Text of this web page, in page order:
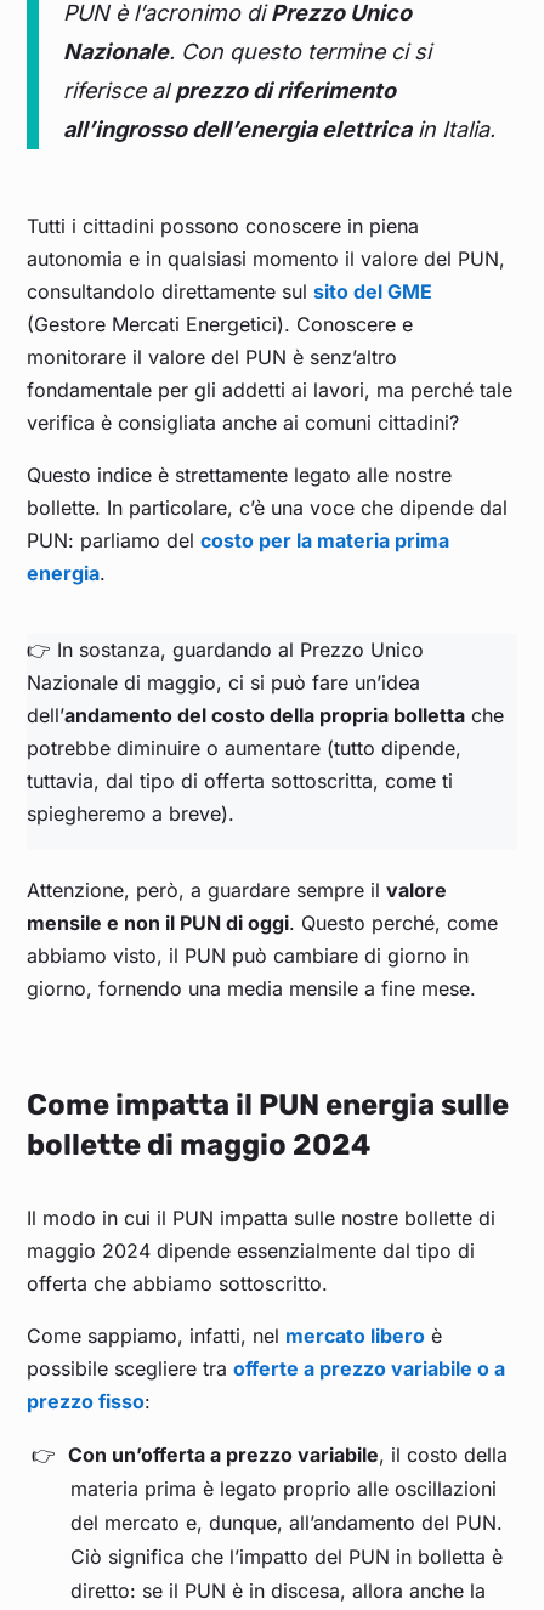
Settembre 2025 0,109
Luglio 2025 0,113
Giugno 2025 0,112
Maggio 2025 0,094
Aprile 2025 0,100
Marzo 2025 0,121
Febbraio 2025 0,150
Gennaio 2025
0,135
Novembre 2024 0,131
Ottobre 2024 0,117
Agosto 2024 0,128
Luglio 2024 0,112
Maggio 2024
Marzo 2024
Febbraio 2024 0,088
Gennaio 2024
Dicembre 2023 0,116
Novembre 2023 0,122
PUN è l’acronimo diPrezzo Unico
Nazionale. Con questo termine ci si
riferisce alprezzo di riferimento
all’ingrosso dell’energia elettricain Italia.
Tutti i cittadini possono conoscere in piena
autonomia e in qualsiasi momento il valore del PUN,
consultandolo direttamente sulsito del GME
(Gestore Mercati Energetici). Conoscere e
monitorare il valore del PUN è senz’altro
fondamentale per gli addetti ai lavori, ma perché tale
verifica è consigliata anche ai comuni cittadini?
Questo indice è strettamente legato alle nostre
bollette. In particolare, c’è una voce che dipende dal
PUN: parliamo delcosto per la materia prima
energia.
👉 In sostanza, guardando al Prezzo Unico
Nazionale di maggio, ci si può fare un’idea
dell’andamento del costo della propria bolletta che
potrebbe diminuire o aumentare (tutto dipende,
tuttavia, dal tipo di offerta sottoscritta, come ti
spiegheremo a breve).
Attenzione, però, a guardare sempre ilvalore
mensile e non il PUN di oggi. Questo perché, come
abbiamo visto, il PUN può cambiare di giorno in
giorno, fornendo una media mensile a fine mese.
Come impatta il PUN energia sulle
bollette di maggio 2024
Il modo in cui il PUN impatta sulle nostre bollette di
maggio 2024 dipende essenzialmente dal tipo di
offerta che abbiamo sottoscritto.
Come sappiamo, infatti, nel mercato libero è
possibile scegliere traofferte a prezzo variabile o a
prezzo fisso:
Con un’offerta a prezzo variabile, il costo della
materia prima è legato proprio alle oscillazioni
del mercato e, dunque, all’andamento del PUN.
Ciò significa che l’impatto del PUN in bolletta è
diretto: se il PUN è in discesa, allora anche la